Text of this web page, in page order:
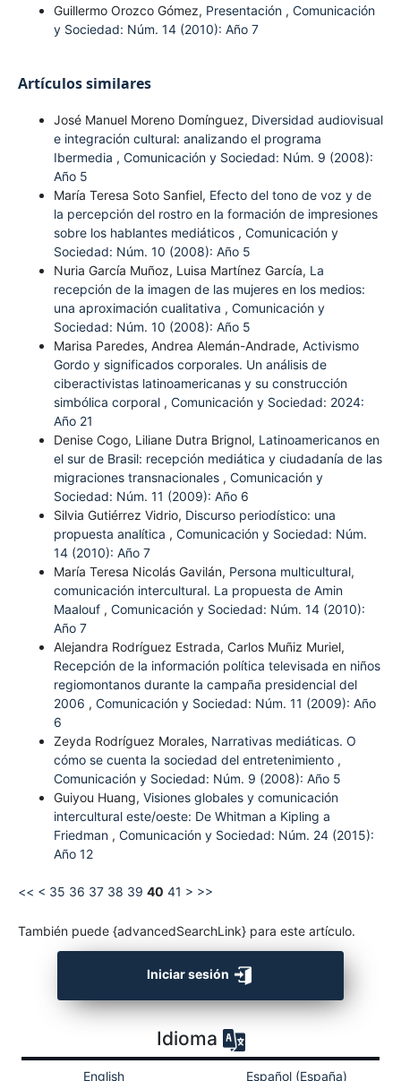
Guillermo Orozco Gómez, Presentación , Comunicación
y Sociedad: Núm. 14 (2010): Año 7
Artículos similares
José Manuel Moreno Domínguez, Diversidad audiovisual
e integración cultural: analizando el programa
Ibermedia , Comunicación y Sociedad: Núm. 9 (2008):
Año 5
María Teresa Soto Sanfiel, Efecto del tono de voz y de
la percepción del rostro en la formación de impresiones
sobre los hablantes mediáticos , Comunicación y
Sociedad: Núm. 10 (2008): Año 5
Nuria García Muñoz, Luisa Martínez García, La
recepción de la imagen de las mujeres en los medios:
una aproximación cualitativa , Comunicación y
Sociedad: Núm. 10 (2008): Año 5
Marisa Paredes, Andrea Alemán-Andrade, Activismo
Gordo y significados corporales. Un análisis de
ciberactivistas latinoamericanas y su construcción
simbólica corporal , Comunicación y Sociedad: 2024:
Año 21
Denise Cogo, Liliane Dutra Brignol, Latinoamericanos en
el sur de Brasil: recepción mediática y ciudadanía de las
migraciones transnacionales , Comunicación y
Sociedad: Núm. 11 (2009): Año 6
Silvia Gutiérrez Vidrio, Discurso periodístico: una
propuesta analítica , Comunicación y Sociedad: Núm.
14 (2010): Año 7
María Teresa Nicolás Gavilán, Persona multicultural,
comunicación intercultural. La propuesta de Amin
Maalouf , Comunicación y Sociedad: Núm. 14 (2010):
Año 7
Alejandra Rodríguez Estrada, Carlos Muñiz Muriel,
Recepción de la información política televisada en niños
regiomontanos durante la campaña presidencial del
2006 , Comunicación y Sociedad: Núm. 11 (2009): Año
6
Zeyda Rodríguez Morales, Narrativas mediáticas. O
cómo se cuenta la sociedad del entretenimiento ,
Comunicación y Sociedad: Núm. 9 (2008): Año 5
Guiyou Huang, Visiones globales y comunicación
intercultural este/oeste: De Whitman a Kipling a
Friedman , Comunicación y Sociedad: Núm. 24 (2015):
Año 12
<< < 35 36 37 38 39 40 41 > >>
También puede {advancedSearchLink} para este artículo.
Iniciar sesión
Idioma
English Español (España)